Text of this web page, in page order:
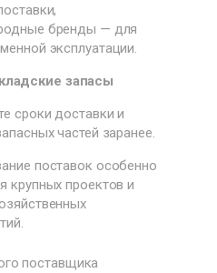
бренды — для
эксплуатации.
запасы
сроки доставки и
частей заранее.
поставок особенно
крупных проектов и
поставщика